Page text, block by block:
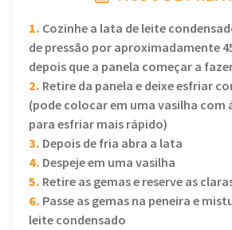
1. Cozinhe a lata de leite
de pressão por aproximadamente
depois que a panela começar a
2. Retire da panela e deixe esfriar
(pode colocar em uma vasilha com
para esfriar mais rápido)
3. Depois de fria abra a lata
4. Despeje em uma vasilha
5. Retire as gemas e reserve as
6. Passe as gemas na peneira e
leite condensado